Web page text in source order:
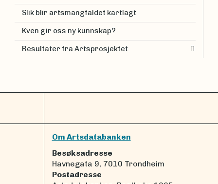
Slik blir artsmangfaldet kartlagt
Kven gir oss ny kunnskap?
Resultater fra Artsprosjektet
Om Artsdatabanken
Besøksadresse
Havnegata 9, 7010 Trondheim
Postadresse